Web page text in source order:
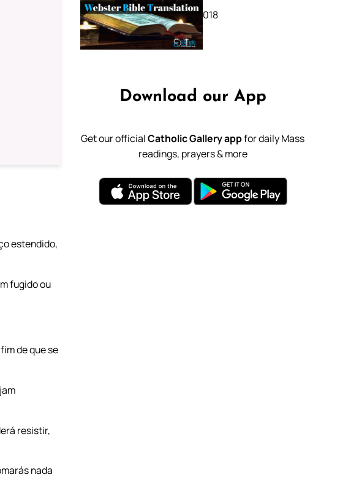
estendido,
fugido ou
de que se
resistir,
nada
October 11, 2018
Download our App
Get our officialCatholic Gallery appfor daily Mass
readings, prayers & more